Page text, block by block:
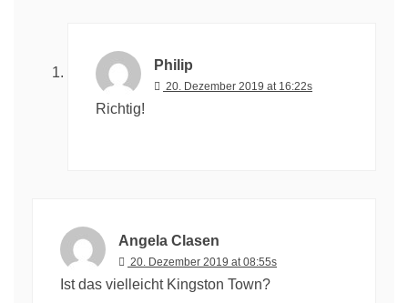
Philip
20. Dezember 2019 at 16:22s
Richtig!
Angela Clasen
20. Dezember 2019 at 08:55s
Ist das vielleicht Kingston Town?